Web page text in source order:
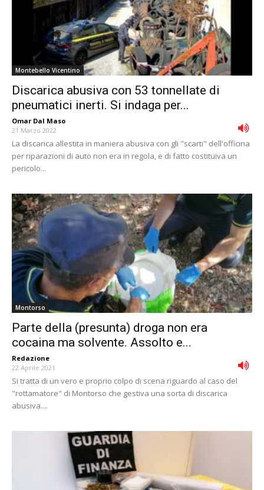
Montebello Vicentino
Discarica abusiva con 53 tonnellate di
pneumatici inerti. Si indaga per...
Omar Dal Maso -
21 Marzo 2022
La discarica allestita in maniera abusiva con gli "scarti" dell'officina
per riparazioni di auto non era in regola, e di fatto costituiva un
pericolo...
Montorso
Parte della (presunta) droga non era
cocaina ma solvente. Assolto e...
Redazione -
22 Aprile 2021
Si tratta di un vero e proprio colpo di scena riguardo al caso del
"rottamatore" di Montorso che gestiva una sorta di discarica
abusiva....